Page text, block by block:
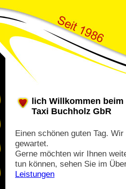
lich Willkommen
Taxi Buchholz GbR
Einen schönen guten Tag.
gewartet.
Gerne möchten wir Ihnen
tun können, sehen Sie im
Leistungen